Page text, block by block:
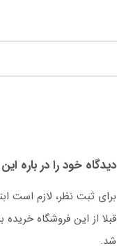
دیدگاه خود را در باره
برای ثبت نظر، لازم است
قبلا از این فروشگاه
شد.